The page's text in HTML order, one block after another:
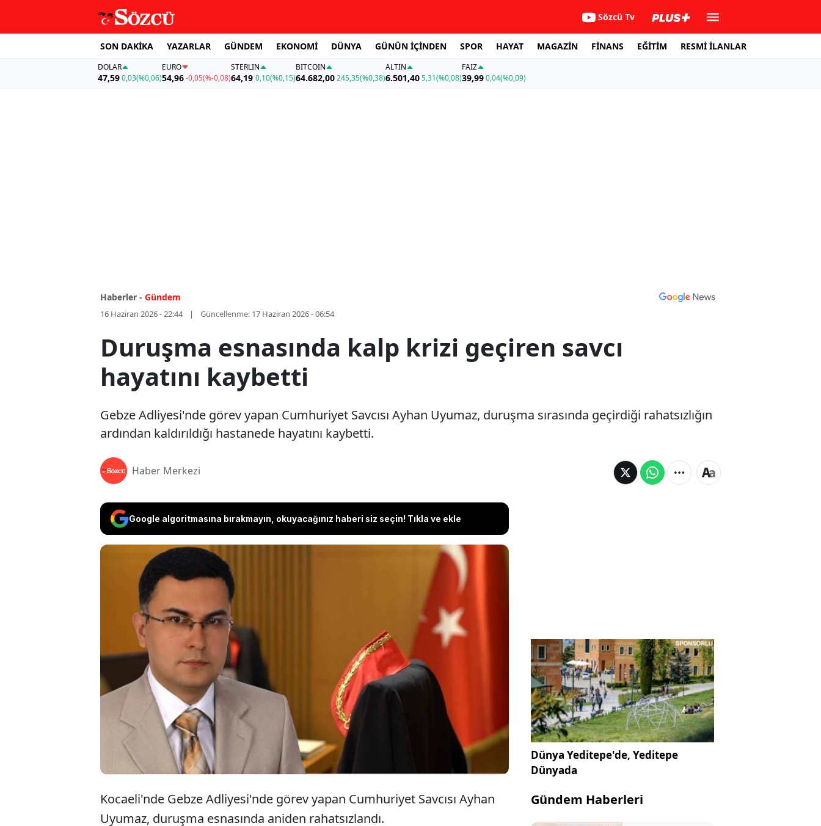
Sözcü Tv
SON DAKİKA YAZARLAR GÜNDEM EKONOMİ DÜNYA GÜNÜN İÇİNDEN SPOR HAYAT MAGAZİN FİNANS EĞİTİM RESMİ İLANLAR
DOLAR
47,590,03(%0,06)
EURO
54,96 -0,05(%-0,08)
STERLIN
64,19 0,10(%0,15)
BITCOIN
64.682,00245,35(%0,38)
ALTIN
6.501,405,31(%0,08)
FAİZ
39,990,04(%0,09)
Haberler - Gündem
16 Haziran 2026 - 22:44 Güncellenme: 17 Haziran 2026 - 06:54
Duruşma esnasında kalp krizi geçiren savcı
hayatını kaybetti
Gebze Adliyesi'nde görev yapan Cumhuriyet Savcısı Ayhan Uyumaz, duruşma sırasında geçirdiği rahatsızlığın
ardından kaldırıldığı hastanede hayatını kaybetti.
Haber Merkezi
Google algoritmasına bırakmayın, okuyacağınız haberi siz seçin! Tıkla ve ekle
Gebze Adliyesi'nde görev yapan Cumhuriyet Savcısı
Ayhan Uyumaz, duruşma sırasında geçirdiği
rahatsızlığın ardından kaldırıldığı hastanede hayatını
kaybetti.
Kocaeli'nde Gebze Adliyesi'nde görev yapan Cumhuriyet Savcısı Ayhan
Uyumaz, duruşma esnasında aniden rahatsızlandı.
Dünya Yeditepe'de, Yeditepe
Dünyada
Gündem Haberleri